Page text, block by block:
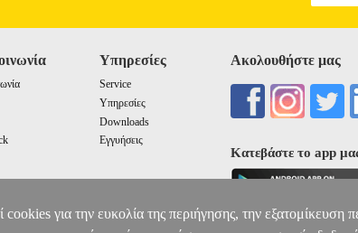
Υπηρεσίες
Service
Υπηρεσίες
Downloads
Εγγυήσεις
Ακολουθήστε μας
Κατεβάστε το app
cookies για την ευκολία της περιήγησης, την εξατομίκευση